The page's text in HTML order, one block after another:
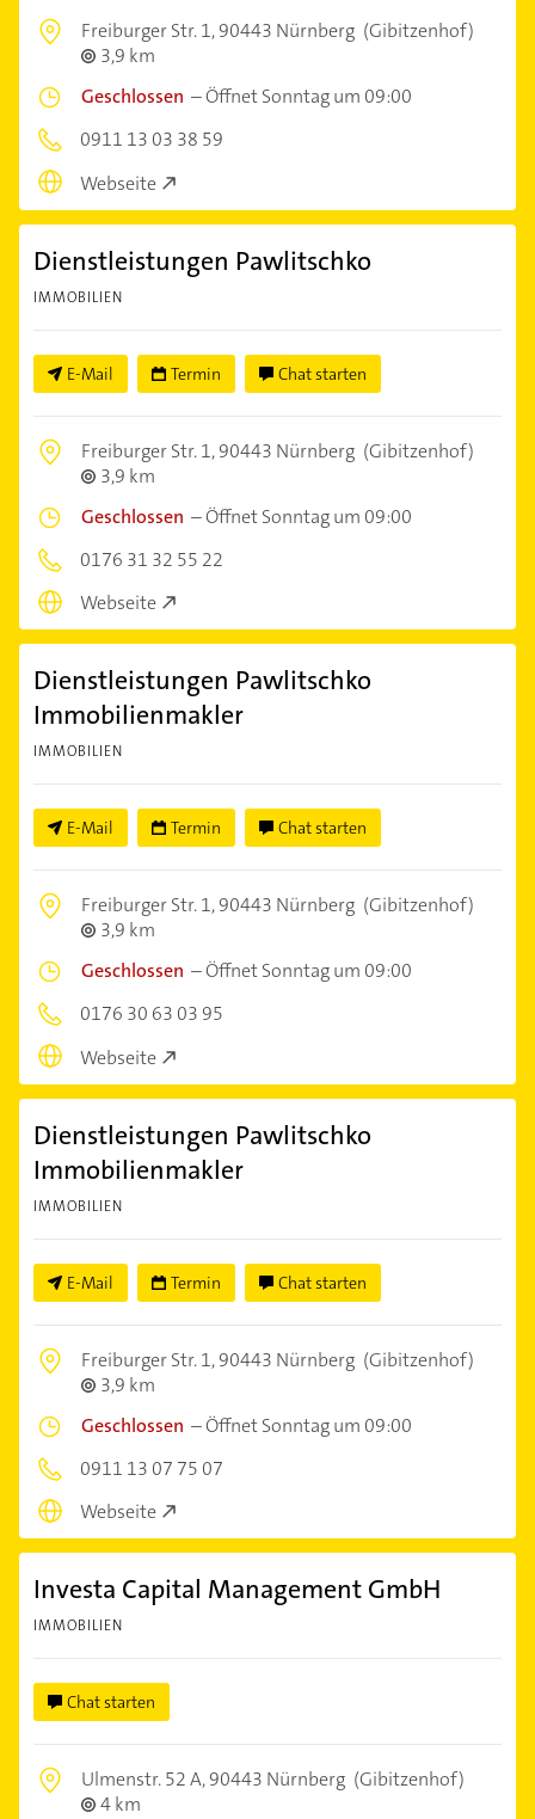
Freiburger Str. 1,90443 Nürnberg (Gibitzenhof)
3,9 km
Geschlossen –Öffnet Sonntag um 09:00
0911 13 03 38 59
Webseite
Dienstleistungen Pawlitschko
IMMOBILIEN
E-Mail Termin Chat starten
Freiburger Str. 1,90443 Nürnberg (Gibitzenhof)
3,9 km
Geschlossen –Öffnet Sonntag um 09:00
0176 31 32 55 22
Webseite
Dienstleistungen Pawlitschko
Immobilienmakler
IMMOBILIEN
E-Mail Termin Chat starten
Freiburger Str. 1,90443 Nürnberg (Gibitzenhof)
3,9 km
Geschlossen –Öffnet Sonntag um 09:00
0176 30 63 03 95
Webseite
Dienstleistungen Pawlitschko
Immobilienmakler
IMMOBILIEN
E-Mail Termin Chat starten
Freiburger Str. 1,90443 Nürnberg (Gibitzenhof)
3,9 km
Geschlossen –Öffnet Sonntag um 09:00
0911 13 07 75 07
Webseite
Investa Capital Management GmbH
IMMOBILIEN
Chat starten
Ulmenstr. 52 A,90443 Nürnberg (Gibitzenhof)
4 km